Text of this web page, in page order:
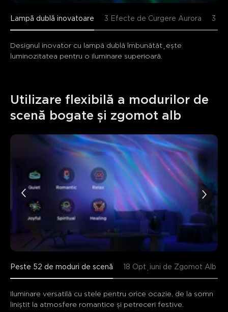
Lampă dublă inovatoare 3 Efecte de Curgere Aurora 3
Designul inovator cu lampă dublă îmbunătățește
luminozitatea pentru o iluminare superioară.
Utilizare flexibilă a modurilor de
scenă bogate și zgomot alb
Peste 52 de moduri de scenă 18 Opțiuni de Zgomot Alb
Iluminare versatilă cu stele pentru orice ocazie, de la somn
liniștit la atmosfere romantice și petreceri festive.